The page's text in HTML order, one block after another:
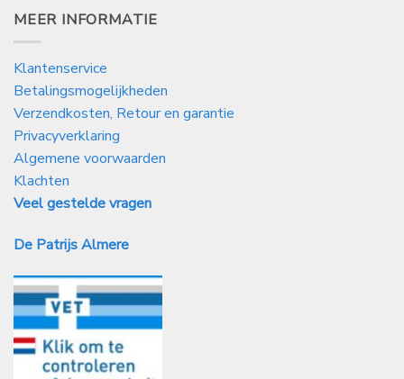
MEER INFORMATIE
Klantenservice
Betalingsmogelijkheden
Verzendkosten, Retour en garantie
Privacyverklaring
Algemene voorwaarden
Klachten
Veel gestelde vragen
De Patrijs Almere